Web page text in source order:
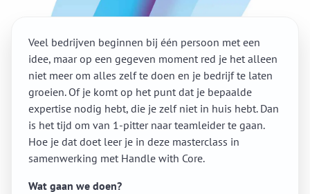
Veel bedrijven beginnen bij één persoon met een
idee, maar op een gegeven moment red je het alleen
niet meer om alles zelf te doen en je bedrijf te laten
groeien. Of je komt op het punt dat je bepaalde
expertise nodig hebt, die je zelf niet in huis hebt. Dan
is het tijd om van 1-pitter naar teamleider te gaan.
Hoe je dat doet leer je in deze masterclass in
samenwerking met Handle with Core.
Wat gaan we doen?